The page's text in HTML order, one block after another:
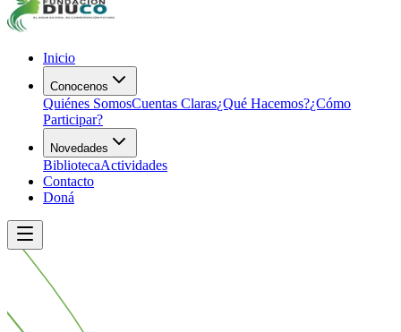
Inicio
Conocenos
Quiénes SomosCuentas Claras¿Qué Hacemos?¿Cómo
Participar?
Novedades
BibliotecaActividades
Contacto
Doná